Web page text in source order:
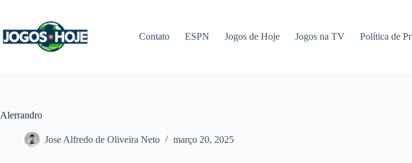
conteúdo
Contato ESPN Jogos de Hoje Jogos na TV Política de
Alerrandro
Jose Alfredo de Oliveira Neto março 20, 2025